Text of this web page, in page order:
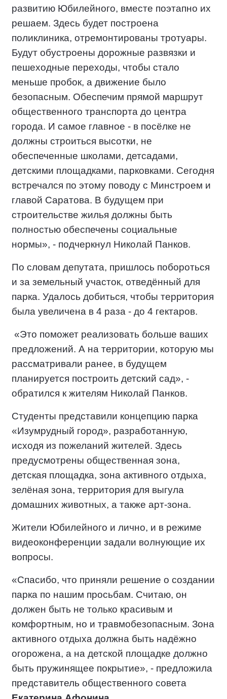
развитию Юбилейного, вместе поэтапно их
решаем. Здесь будет построена
поликлиника, отремонтированы тротуары.
Будут обустроены дорожные развязки и
пешеходные переходы, чтобы стало
меньше пробок, а движение было
безопасным. Обеспечим прямой маршрут
общественного транспорта до центра
города. И самое главное - в посёлке не
должны строиться высотки, не
обеспеченные школами, детсадами,
детскими площадками, парковками. Сегодня
встречался по этому поводу с Минстроем и
главой Саратова. В будущем при
строительстве жилья должны быть
полностью обеспечены социальные
нормы», - подчеркнул Николай Панков.
По словам депутата, пришлось побороться
и за земельный участок, отведённый для
парка. Удалось добиться, чтобы территория
была увеличена в 4 раза - до 4 гектаров.
«Это поможет реализовать больше ваших
предложений. А на территории, которую мы
рассматривали ранее, в будущем
планируется построить детский сад», -
обратился к жителям Николай Панков.
Студенты представили концепцию парка
«Изумрудный город», разработанную,
исходя из пожеланий жителей. Здесь
предусмотрены общественная зона,
детская площадка, зона активного отдыха,
зелёная зона, территория для выгула
домашних животных, а также арт-зона.
Жители Юбилейного и лично, и в режиме
видеоконференции задали волнующие их
вопросы.
«Спасибо, что приняли решение о создании
парка по нашим просьбам. Считаю, он
должен быть не только красивым и
комфортным, но и травмобезопасным. Зона
активного отдыха должна быть надёжно
огорожена, а на детской площадке должно
быть пружинящее покрытие», - предложила
представитель общественного совета